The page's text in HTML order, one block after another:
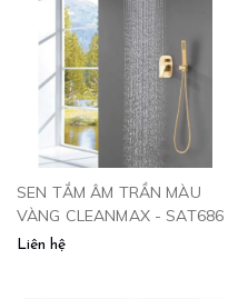
SEN TẮM ÂM TRẦN MÀU
VÀNG CLEANMAX - SAT686
Liên hệ